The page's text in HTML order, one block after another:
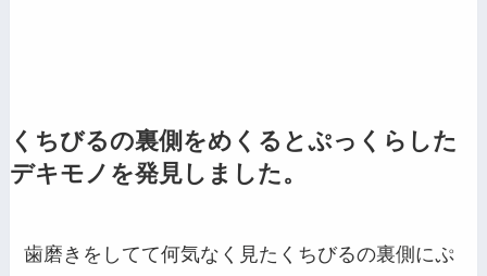
くちびるの裏側をめくるとぷっくらした
デキモノを発見しました。
歯磨きをしてて何気なく見たくちびるの裏側にぷ